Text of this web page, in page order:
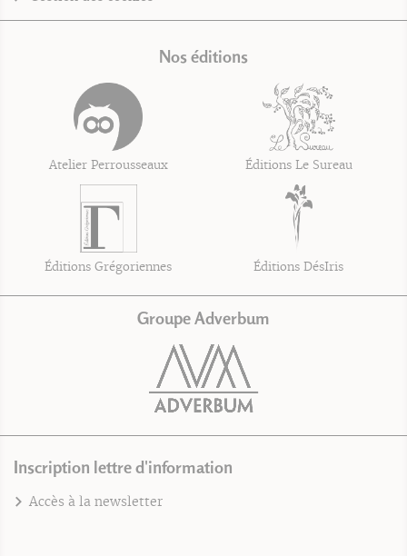
Nos éditions
Atelier Perrousseaux Éditions Le Sureau
Éditions Grégoriennes Éditions DésIris
Groupe Adverbum
Inscription lettre d'information
Accès à la newsletter